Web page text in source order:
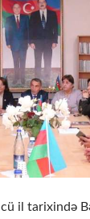
il tarixində